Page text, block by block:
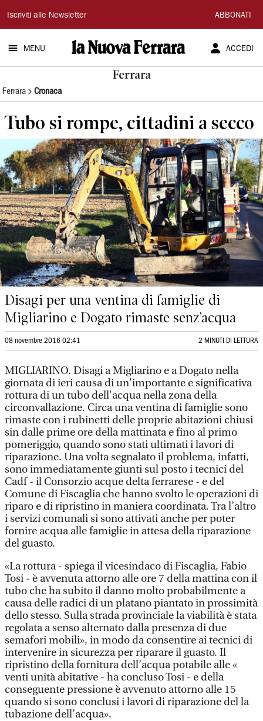
La
Nuova
Ferrara
Iscriviti alle Newsletter ABBONATI
MENU ACCEDI
Ferrara
Ferrara Cronaca
Tubo si rompe, cittadini a secco
Disagi per una ventina di famiglie di
Migliarino e Dogato rimaste senz’acqua
08 novembre 2016 02:41 2 MINUTI DI LETTURA
MIGLIARINO. Disagi a Migliarino e a Dogato nella
giornata di ieri causa di un'importante e significativa
rottura di un tubo dell'acqua nella zona della
circonvallazione. Circa una ventina di famiglie sono
rimaste con i rubinetti delle proprie abitazioni chiusi
sin dalle prime ore della mattinata e fino al primo
pomeriggio, quando sono stati ultimati i lavori di
riparazione. Una volta segnalato il problema, infatti,
sono immediatamente giunti sul posto i tecnici del
Cadf - il Consorzio acque delta ferrarese - e del
Comune di Fiscaglia che hanno svolto le operazioni di
riparo e di ripristino in maniera coordinata. Tra l’altro
i servizi comunali si sono attivati anche per poter
fornire acqua alle famiglie in attesa della riparazione
del guasto.
«La rottura - spiega il vicesindaco di Fiscaglia, Fabio
Tosi - è avvenuta attorno alle ore 7 della mattina con il
tubo che ha subito il danno molto probabilmente a
causa delle radici di un platano piantato in prossimità
dello stesso. Sulla strada provinciale la viabilità è stata
regolata a senso alternato dalla presenza di due
semafori mobili», in modo da consentire ai tecnici di
intervenire in sicurezza per riparare il guasto. Il
ripristino della fornitura dell’acqua potabile alle «
venti unità abitative - ha concluso Tosi - e della
conseguente pressione è avvenuto attorno alle 15
quando si sono conclusi i lavori di riparazione del la
tubazione dell’acqua».